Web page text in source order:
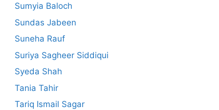
Sumyia Baloch
Sundas Jabeen
Suneha Rauf
Suriya Sagheer Siddiqui
Syeda Shah
Tania Tahir
Tariq Ismail Sagar